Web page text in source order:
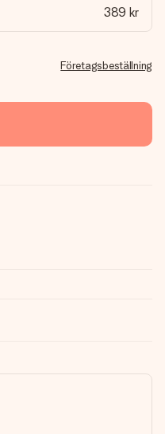
389 kr
Företagsbeställning